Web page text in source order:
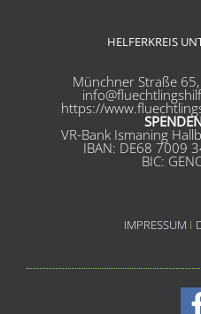
HELFERKREIS
Münchner Straße
https://
VR-Bank Ismaning
IBAN: DE68 7009
BIC:
IMPRESSUM I